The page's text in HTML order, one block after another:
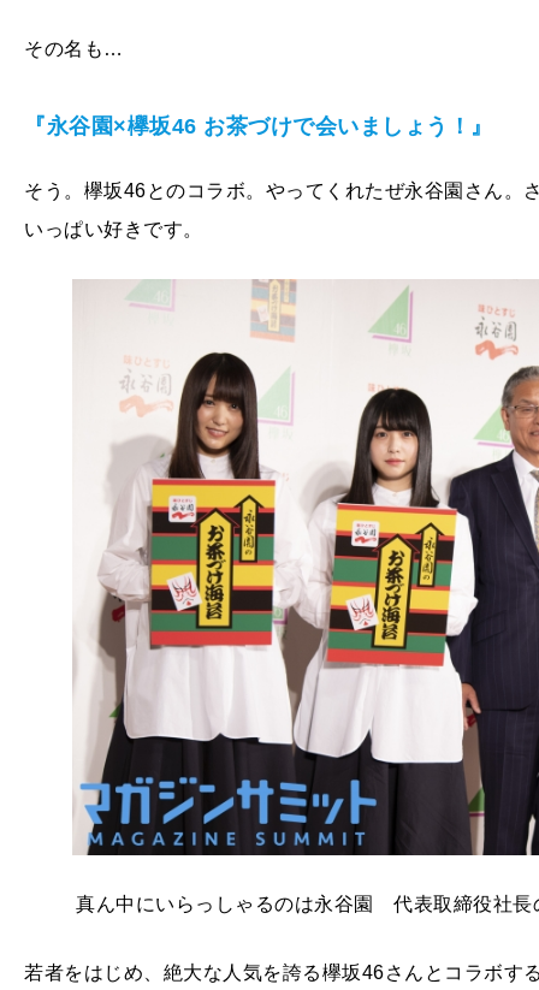
その名も…
『永谷園×欅坂46 お茶づけで会いましょう！』
そう。欅坂46とのコラボ。やってくれたぜ永谷園さん。
いっぱい好きです。
真ん中にいらっしゃるのは永谷園 代表取締役社
若者をはじめ、絶大な人気を誇る欅坂46さんとコラボす